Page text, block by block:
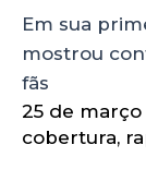
Em sua
mostrou
fãs
25 de março
cobertura,